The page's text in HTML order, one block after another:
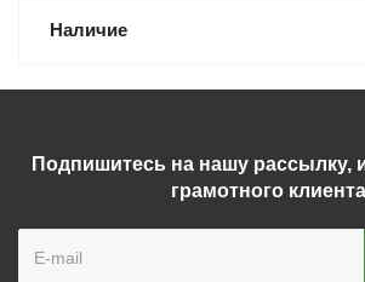
Наличие
Подпишитесь на нашу рассылку,
грамотного